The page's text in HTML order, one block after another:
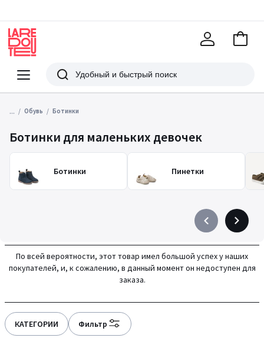
Меню
Redoute
Поиск
В
... Обувь Ботинки
Ботинки для маленьких девочек
Ботинки Пинетки
Précédent
à
gauche
Suivant
à
droite
По всей вероятности, этот товар имел большой успех у наших
покупателей, и, к сожалению, в данный момент он недоступен для
заказа.
КАТЕГОРИИ Фильтр